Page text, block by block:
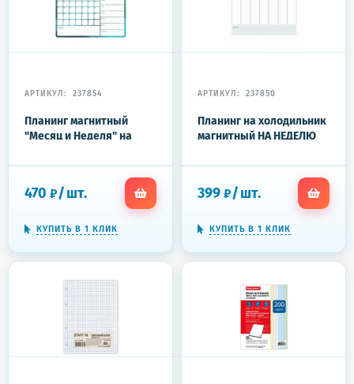
АРТИКУЛ: 237854
Планинг магнитный
"Месяц и Неделя" на
маркером и салфеткой,
470 ₽/шт.
КУПИТЬ В 1 КЛИК
АРТИКУЛ: 237850
Планинг на холодильник
магнитный НА НЕДЕЛЮ
салфеткой, BRAUBERG,
399 ₽/шт.
КУПИТЬ В 1 КЛИК